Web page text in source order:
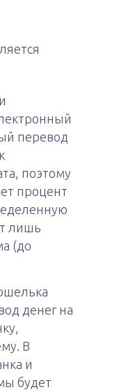
перевод
поэтому
процент
лишь
(до
денег на
В
и
будет